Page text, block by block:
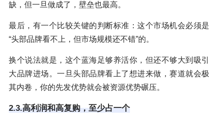
缺，但一旦做成了，壁垒也最高。
最后，有一个比较关键的判断标准：这个市场机会必须是
“头部品牌看不上，但市场规模还不错”的。
换个说法就是，这个蓝海足够养活你，但还不够大到吸引
大品牌进场。一旦头部品牌看上了想进来做，赛道就会极
其内卷，你的先发优势就会被资源优势碾压。
2.3.高利润和高复购，至少占一个